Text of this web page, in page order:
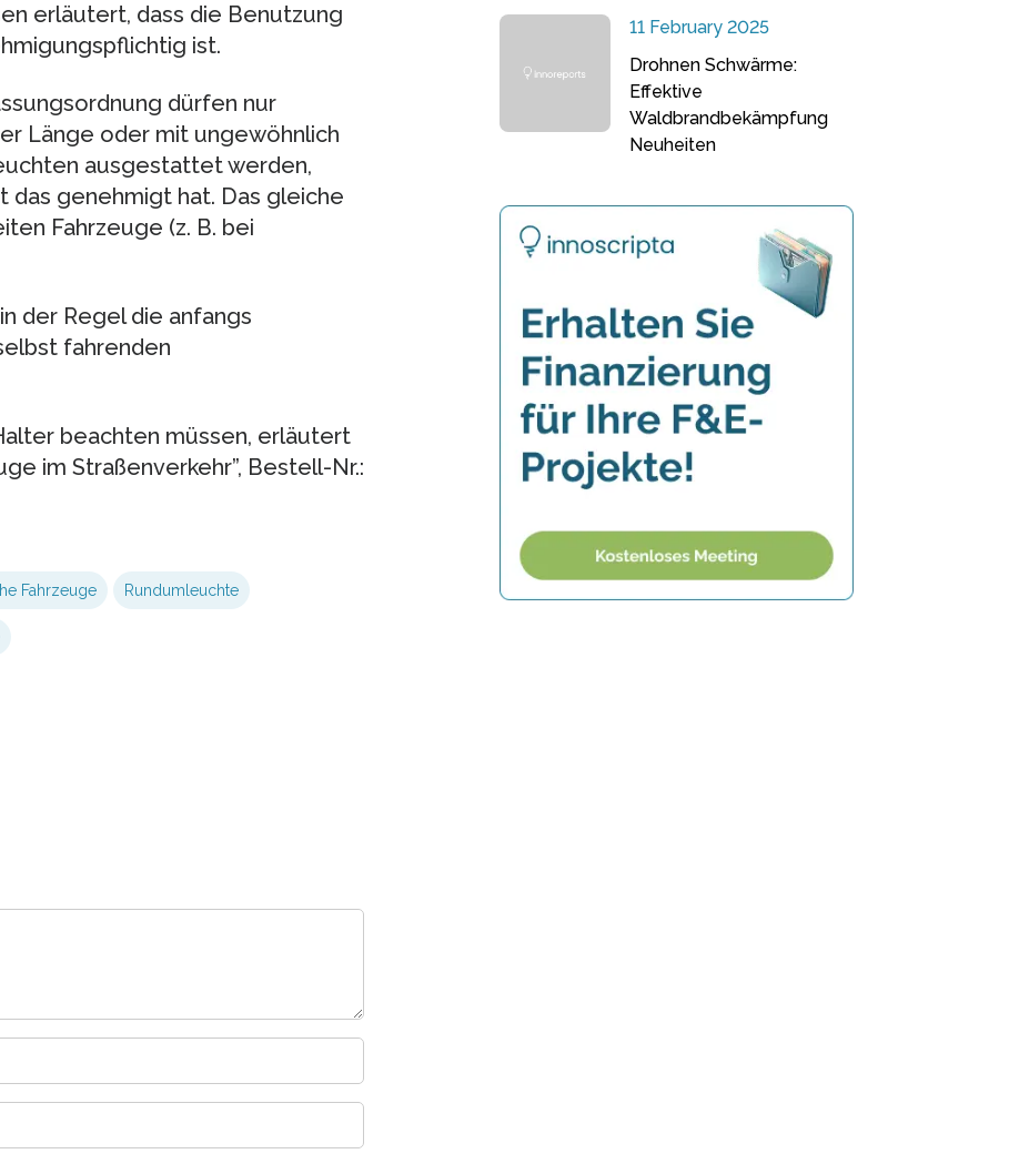
erläutert, dass die Benutzung
ist.
dürfen nur
Länge oder mit ungewöhnlich
ausgestattet werden,
das genehmigt hat. Das gleiche
Fahrzeuge (z. B. bei
der Regel die anfangs
fahrenden
beachten müssen, erläutert
im Straßenverkehr”, Bestell-Nr.:
Fahrzeuge Rundumleuchte
11 February 2025
Drohnen Schwärme:
Effektive
Waldbrandbekämpfung
Neuheiten